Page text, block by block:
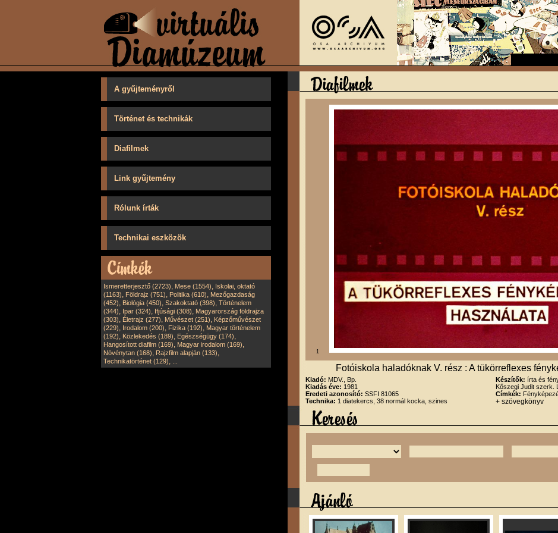
A gyűjteményről
Történet és technikák
Diafilmek
Link gyűjtemény
Rólunk írták
Technikai eszközök
Ismeretterjesztő (2723), Mese (1554), Iskolai, oktató
(1163), Földrajz (751), Politika (610), Mezőgazdaság
(452), Biológia (450), Szakoktató (398), Történelem
(344), Ipar (324), Ifjúsági (308), Magyarország földrajza
(303), Életrajz (277), Művészet (251), Képzőművészet
(229), Irodalom (200), Fizika (192), Magyar történelem
(192), Közlekedés (189), Egészségügy (174),
Hangosított diafilm (169), Magyar irodalom (169),
Növénytan (168), Rajzfilm alapján (133),
Technikatörténet (129),
1
Fotóiskola haladóknak V. rész : A tükörreflexes
Kiadó: MDV., Bp.
Kiadás éve: 1981
Eredeti azonosító: SSFI 81065
Technika: 1 diatekercs, 38 normál kocka, szines
Készítők: írta és
Kőszegi Judit szerk.
Címkék:
+ szövegkönyv